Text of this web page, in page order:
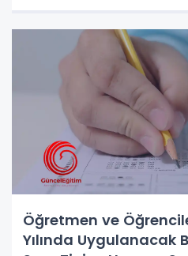
Öğretmen ve
Yılında Uygulanacak